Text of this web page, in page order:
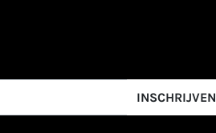
INSCHRIJVEN